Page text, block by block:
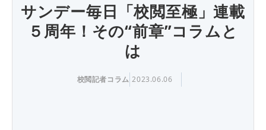
サンデー毎日「校閲至極」連載
５周年！その“前章”コラムと
は
校閲記者コラム 2023.06.06